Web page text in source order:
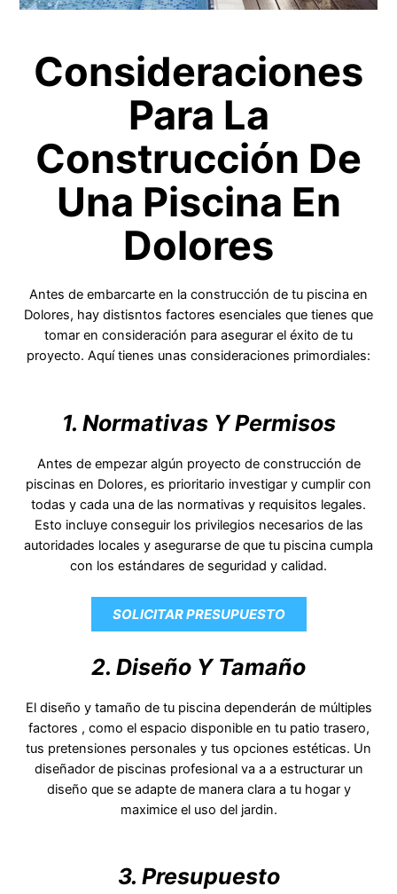
Consideraciones
Para La
Construcción De
Una Piscina En
Dolores
Antes de embarcarte en la construcción de tu piscina en
Dolores, hay distisntos factores esenciales que tienes que
tomar en consideración para asegurar el éxito de tu
proyecto. Aquí tienes unas consideraciones primordiales:
1. Normativas Y Permisos
Antes de empezar algún proyecto de construcción de
piscinas en Dolores, es prioritario investigar y cumplir con
todas y cada una de las normativas y requisitos legales.
Esto incluye conseguir los privilegios necesarios de las
autoridades locales y asegurarse de que tu piscina cumpla
con los estándares de seguridad y calidad.
SOLICITAR PRESUPUESTO
2. Diseño Y Tamaño
El diseño y tamaño de tu piscina dependerán de múltiples
factores , como el espacio disponible en tu patio trasero,
tus pretensiones personales y tus opciones estéticas. Un
diseñador de piscinas profesional va a a estructurar un
diseño que se adapte de manera clara a tu hogar y
maximice el uso del jardin.
3. Presupuesto